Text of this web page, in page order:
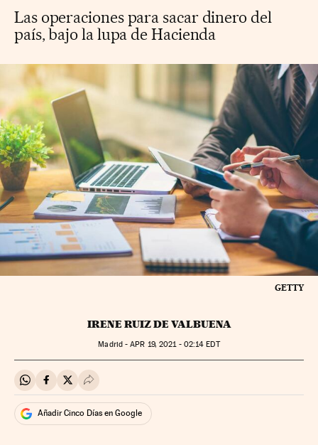
Las operaciones para sacar dinero del
país, bajo la lupa de Hacienda
GETTY
IRENE RUIZ DE VALBUENA
Madrid -APR 19, 2021 - 02:14 EDT
Compartir en Whatsapp
Compartir en Facebook
Compartir en Twitter
Desplegar Redes Sociales
Añadir Cinco Días en Google